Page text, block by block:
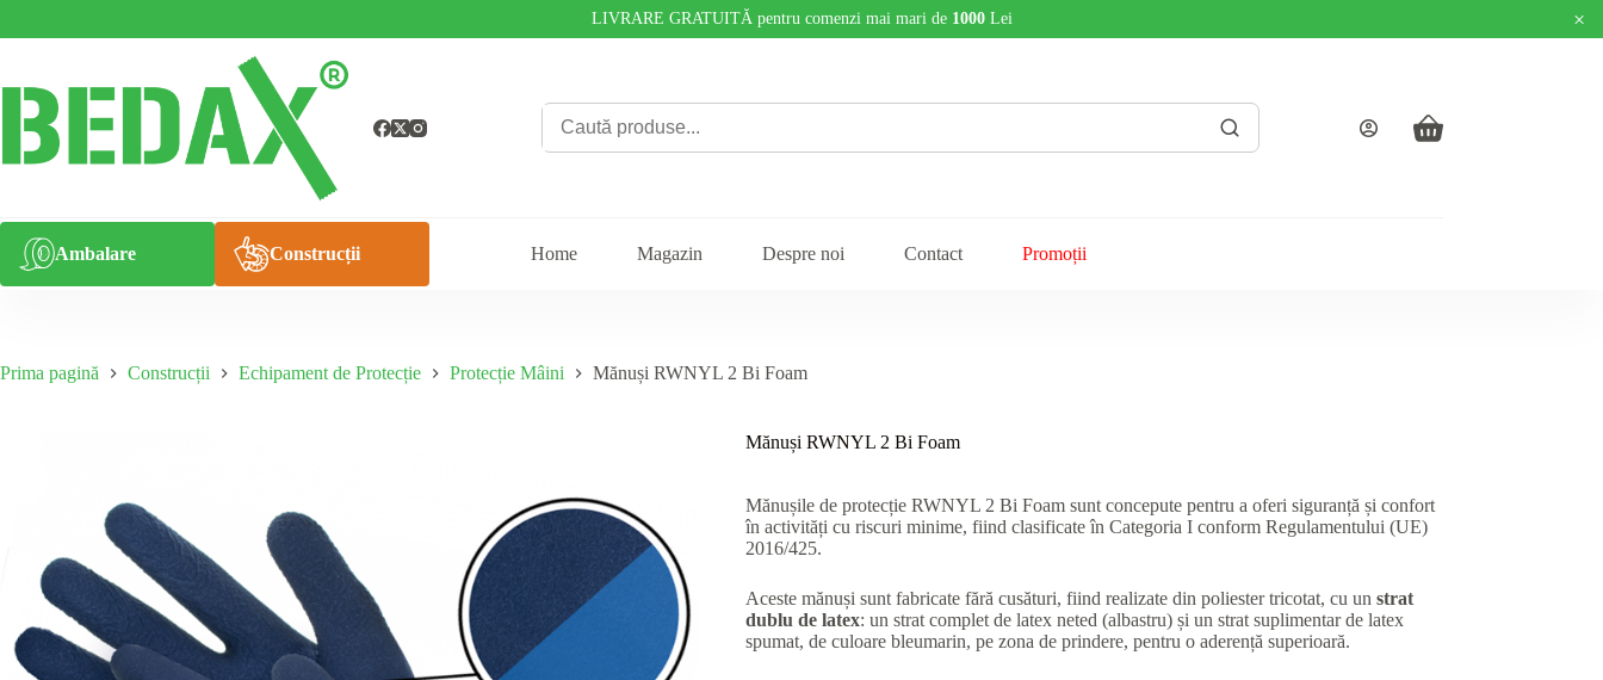
LIVRARE GRATUITĂ pentru comenzi mai mari de 1000Lei ×
conținut
Coș
Ambalare Construcții Home Magazin Despre noi Contact Promoții
Prima pagină Construcții Echipament de Protecție Protecție Mâini Mănuși RWNYL 2 Bi Foam
Mănuși RWNYL 2 Bi Foam
Mănușile de protecție RWNYL 2 Bi Foam sunt concepute pentru a oferi siguranță și confort
în activități cu riscuri minime, fiind clasificate în Categoria I conform Regulamentului (UE)
2016/425.
Aceste mănuși sunt fabricate fără cusături, fiind realizate din poliester tricotat, cu un strat
dublu de latex: un strat complet de latex neted (albastru) și un strat suplimentar de latex
spumat, de culoare bleumarin, pe zona de prindere, pentru o aderență superioară.